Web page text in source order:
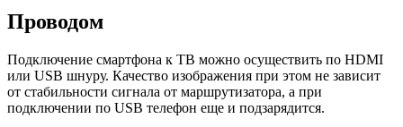
Проводом
Подключение смартфона к ТВ можно осуществить по HDMI
или USB шнуру. Качество изображения при этом не зависит
от стабильности сигнала от маршрутизатора, а при
подключении по USB телефон еще и подзарядится.